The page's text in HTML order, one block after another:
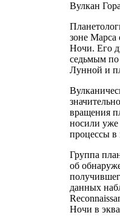
Вулкан
зоне Марса
Ночи. Его
седьмым по
Лунной и
вращения
носили уже
процессы в
Группа
об
данных
Ночи в